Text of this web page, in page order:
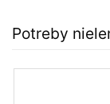
Potreby